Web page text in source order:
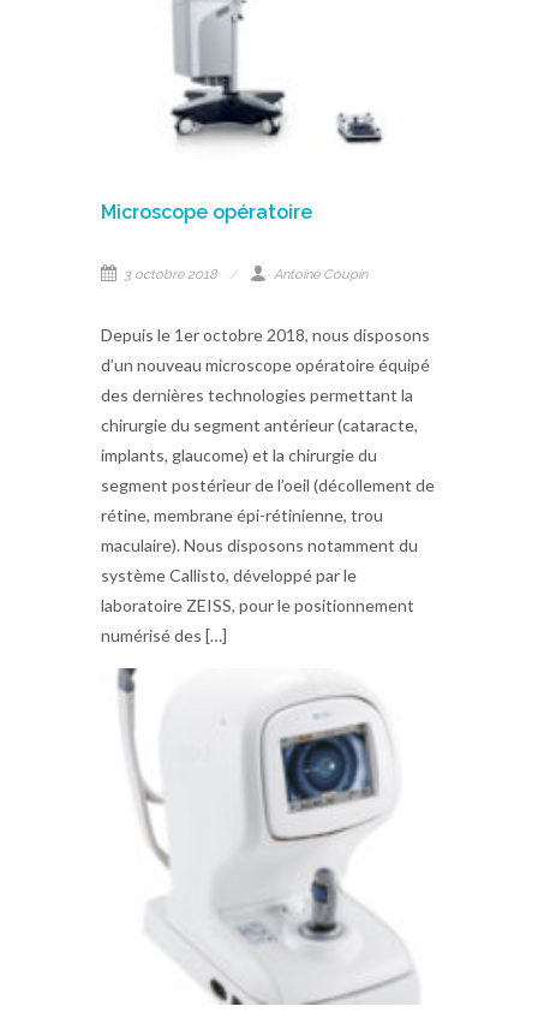
Microscope opératoire
3 octobre 2018 Antoine Coupin
Depuis le 1er octobre 2018, nous disposons
d’un nouveau microscope opératoire équipé
des dernières technologies permettant la
chirurgie du segment antérieur (cataracte,
implants, glaucome) et la chirurgie du
segment postérieur de l’oeil (décollement de
rétine, membrane épi-rétinienne, trou
maculaire). Nous disposons notamment du
système Callisto, développé par le
laboratoire ZEISS, pour le positionnement
numérisé des […]